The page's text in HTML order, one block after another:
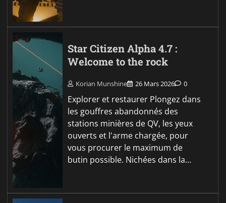
Star Citizen Alpha 4.7 :
Welcome to the rock
Korian Munshine 26 Mars 2026 0
Explorer et restaurer Plongez dans
les gouffres abandonnés des
stations minières de QV, les yeux
ouverts et l'arme chargée, pour
vous procurer le maximum de
butin possible. Nichées dans la…